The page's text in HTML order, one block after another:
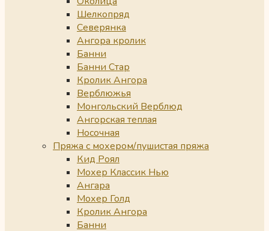
Шелкопряд
Северянка
Ангора кролик
Банни
Банни Стар
Кролик Ангора
Верблюжья
Монгольский Верблюд
Ангорская теплая
Носочная
Пряжа с мохером/пушистая пряжа
Кид Роял
Мохер Классик Нью
Ангара
Мохер Голд
Кролик Ангора
Банни